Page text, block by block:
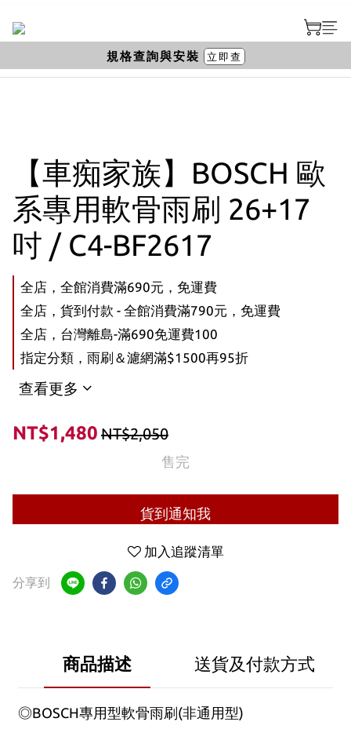
【車痴家族】BOSCH 歐
系專用軟骨雨刷 26+17
吋 / C4-BF2617
全店，全館消費滿690元，免運費
全店，貨到付款 - 全館消費滿790元，免運費
全店，台灣離島-滿690免運費100
指定分類，雨刷＆濾網滿$1500再95折
查看更多
NT$1,480 NT$2,050
售完
貨到通知我
加入追蹤清單
分享到
商品描述 送貨及付款方式
◎BOSCH專用型軟骨雨刷(非通用型)
規格查詢與安裝 立即查